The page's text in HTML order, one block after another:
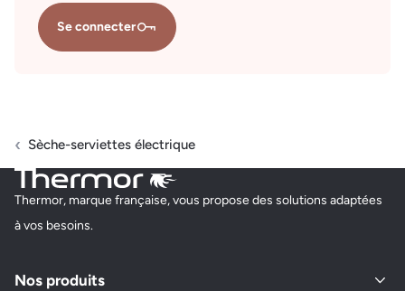
Se connecter
Sèche-serviettes électrique
Thermor, marque française, vous propose des solutions adaptées
à vos besoins.
Nos produits